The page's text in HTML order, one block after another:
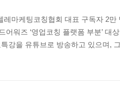
계약이 나오는 상담 스크립트 만들
지는 회사를 찾아라
리를 잘하면 단기간에 억대 연봉이
먼스는 추가 계약에서 나온다
레마케팅코칭협회 대표 구독자 2만
어워즈 ‘영업코칭 플랫폼 부분’
강을 유튜브로 방송하고 있으며,